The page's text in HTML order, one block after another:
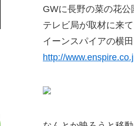
GWに長野の菜の花
テレビ局が取材に来
イーンスパイアの横田
http://